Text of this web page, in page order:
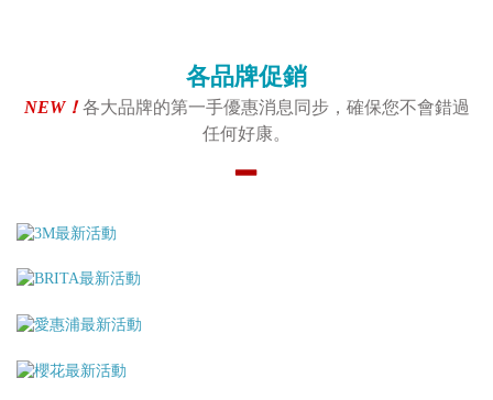
各品牌促銷
NEW！各大品牌的第一手優惠消息同步，確保您不會錯過
任何好康。
▂